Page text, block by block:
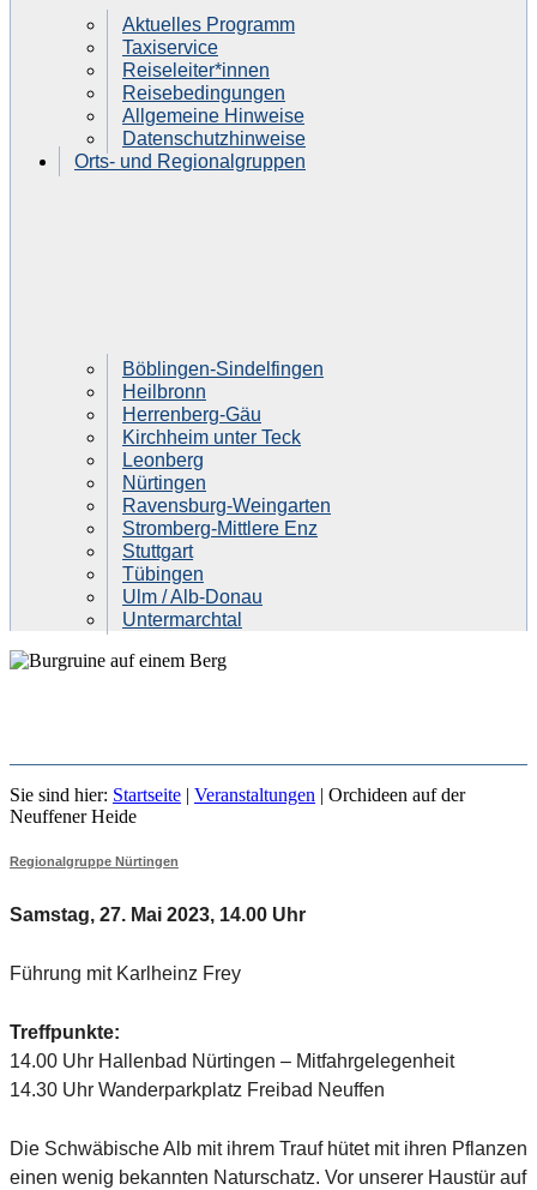
Aktuelles Programm
Taxiservice
Reiseleiter*innen
Reisebedingungen
Allgemeine Hinweise
Datenschutzhinweise
Orts- und Regionalgruppen
Böblingen-Sindelfingen
Heilbronn
Herrenberg-Gäu
Kirchheim unter Teck
Leonberg
Nürtingen
Ravensburg-Weingarten
Stromberg-Mittlere Enz
Stuttgart
Tübingen
Ulm / Alb-Donau
Untermarchtal
ORCHIDEEN AUF DER
NEUFFENER HEIDE
Sie sind hier: Startseite | Veranstaltungen | Orchideen auf der
Neuffener Heide
Regionalgruppe Nürtingen
Samstag, 27. Mai 2023, 14.00 Uhr
Führung mit Karlheinz Frey
Treffpunkte:
14.00 Uhr Hallenbad Nürtingen – Mitfahrgelegenheit
14.30 Uhr Wanderparkplatz Freibad Neuffen
Die Schwäbische Alb mit ihrem Trauf hütet mit ihren Pflanzen
einen wenig bekannten Naturschatz. Vor unserer Haustür auf